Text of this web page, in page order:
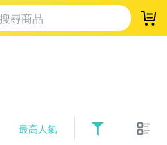
登
最高人氣